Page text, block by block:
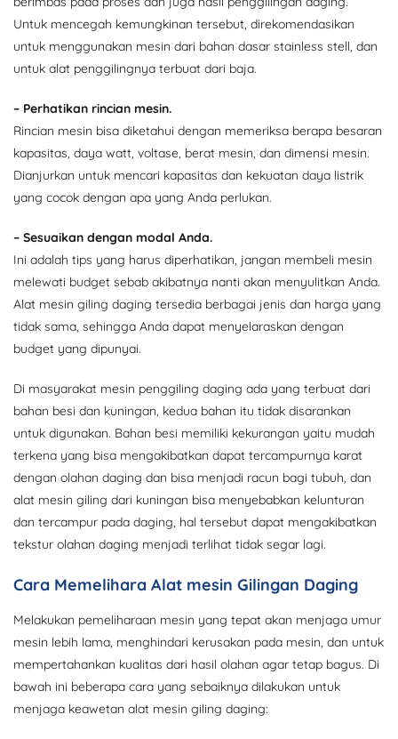
Untuk mencegah kemungkinan tersebut, direkomendasikan
untuk menggunakan mesin dari bahan dasar stainless stell, dan
untuk alat penggilingnya terbuat dari baja.
– Perhatikan rincian mesin.
Rincian mesin bisa diketahui dengan memeriksa berapa besaran
kapasitas, daya watt, voltase, berat mesin, dan dimensi mesin.
Dianjurkan untuk mencari kapasitas dan kekuatan daya listrik
yang cocok dengan apa yang Anda perlukan.
– Sesuaikan dengan modal Anda.
Ini adalah tips yang harus diperhatikan, jangan membeli mesin
melewati budget sebab akibatnya nanti akan menyulitkan Anda.
Alat mesin giling daging tersedia berbagai jenis dan harga yang
tidak sama, sehingga Anda dapat menyelaraskan dengan
budget yang dipunyai.
Di masyarakat mesin penggiling daging ada yang terbuat dari
bahan besi dan kuningan, kedua bahan itu tidak disarankan
untuk digunakan. Bahan besi memiliki kekurangan yaitu mudah
terkena yang bisa mengakibatkan dapat tercampurnya karat
dengan olahan daging dan bisa menjadi racun bagi tubuh, dan
alat mesin giling dari kuningan bisa menyebabkan kelunturan
dan tercampur pada daging, hal tersebut dapat mengakibatkan
tekstur olahan daging menjadi terlihat tidak segar lagi.
Cara Memelihara Alat mesin Gilingan Daging
Melakukan pemeliharaan mesin yang tepat akan menjaga umur
mesin lebih lama, menghindari kerusakan pada mesin, dan untuk
mempertahankan kualitas dari hasil olahan agar tetap bagus. Di
bawah ini beberapa cara yang sebaiknya dilakukan untuk
menjaga keawetan alat mesin giling daging: